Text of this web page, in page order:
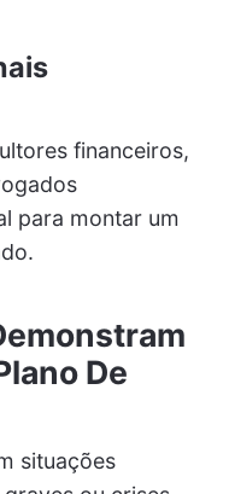
financeiros,
para montar um
De
situações